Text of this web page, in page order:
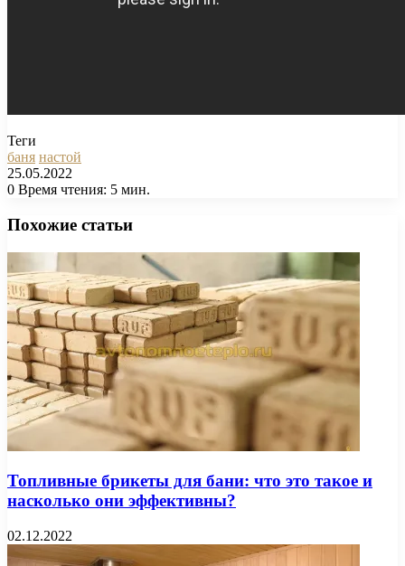
Теги
баня настой
25.05.2022
0 Время чтения: 5 мин.
Похожие статьи
Топливные брикеты для бани: что это такое и
насколько они эффективны?
02.12.2022